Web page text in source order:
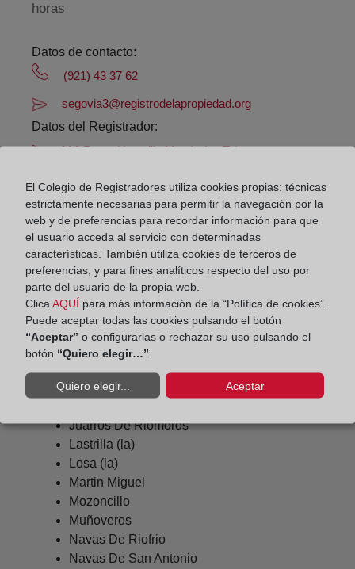
horas
Datos de contacto:
(921) 43 37 62
segovia3@registrodelapropiedad.org
Datos del Registrador:
M.ª Raquel Laguillo Menéndez Tolosa
dpo@corpme.es
Otros municipios incluidos en el
distrito hipotecario
Espirdo
Hontanares De Eresma
Juarros De Riomoros
Lastrilla (la)
Losa (la)
Martin Miguel
Mozoncillo
Muñoveros
Navas De Riofrio
Navas De San Antonio
El Colegio de Registradores utiliza cookies propias: técnicas
estrictamente necesarias para permitir la navegación por la
web y de preferencias para recordar información para que
el usuario acceda al servicio con determinadas
características. También utiliza cookies de terceros de
preferencias, y para fines analíticos respecto del uso por
parte del usuario de la propia web.
Clica AQUÍ para más información de la “Política de cookies”.
Puede aceptar todas las cookies pulsando el botón
“Aceptar” o configurarlas o rechazar su uso pulsando el
botón “Quiero elegir…”
Quiero elegir... Aceptar